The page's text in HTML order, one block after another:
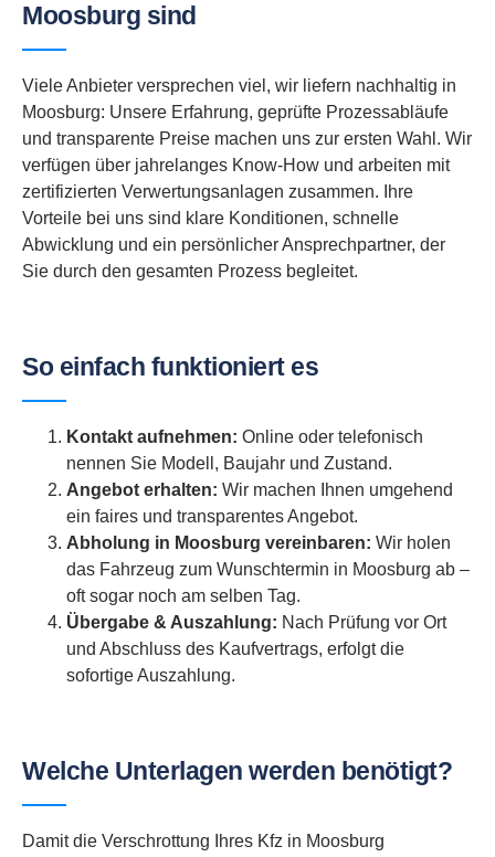
Moosburg sind
Viele Anbieter versprechen viel, wir liefern nachhaltig in
Moosburg: Unsere Erfahrung, geprüfte Prozessabläufe
und transparente Preise machen uns zur ersten Wahl. Wir
verfügen über jahrelanges Know-How und arbeiten mit
zertifizierten Verwertungsanlagen zusammen. Ihre
Vorteile bei uns sind klare Konditionen, schnelle
Abwicklung und ein persönlicher Ansprechpartner, der
Sie durch den gesamten Prozess begleitet.
So einfach funktioniert es
Kontakt aufnehmen: Online oder telefonisch
nennen Sie Modell, Baujahr und Zustand.
Angebot erhalten: Wir machen Ihnen umgehend
ein faires und transparentes Angebot.
Abholung in Moosburg vereinbaren: Wir holen
das Fahrzeug zum Wunschtermin in Moosburg ab –
oft sogar noch am selben Tag.
Übergabe & Auszahlung: Nach Prüfung vor Ort
und Abschluss des Kaufvertrags, erfolgt die
sofortige Auszahlung.
Welche Unterlagen werden benötigt?
Damit die Verschrottung Ihres Kfz in Moosburg